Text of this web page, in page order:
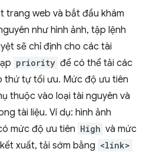
trang web và bắt đầu khám
như hình ảnh, tập lệnh
sẽ chỉ định cho các tài
priority để có thể tải các
thứ tự tối ưu. Mức độ ưu tiên
thuộc vào loại tài nguyên và
tài liệu. Ví dụ: hình ảnh
mức độ ưu tiên High và mức
xuất, tải sớm bằng <link>